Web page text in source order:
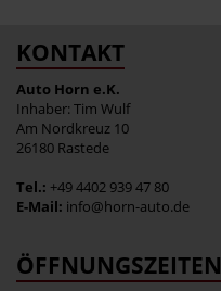
KONTAKT
Auto Horn e.K.
Inhaber: Tim Wulf
Am Nordkreuz 10
26180 Rastede
Tel.: +49 4402 939 47 80
E-Mail: info@horn-auto.de
ÖFFNUNGSZEITEN